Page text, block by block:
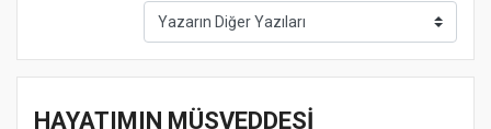
HAYATIMIN MÜSVEDDESİ